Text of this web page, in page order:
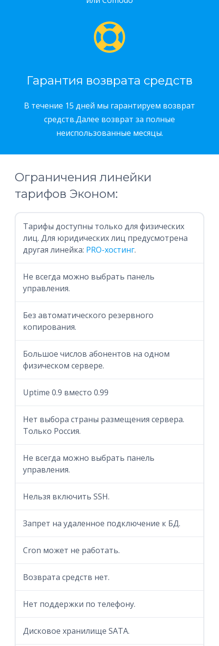
Гарантия возврата средств
В течение 15 дней мы гарантируем возврат
средств.Далее возврат за полные
неиспользованные месяцы.
Ограничения линейки
тарифов Эконом:
Тарифы доступны только для физических
лиц. Для юридических лиц предусмотрена
другая линейка: PRO-хостинг.
Не всегда можно выбрать панель
управления.
Без автоматического резервного
копирования.
Большое числов абонентов на одном
физическом сервере.
Uptime 0.9 вместо 0.99
Нет выбора страны размещения сервера.
Только Россия.
Не всегда можно выбрать панель
управления.
Нельзя включить SSH.
Запрет на удаленное подключение к БД.
Cron может не работать.
Возврата средств нет.
Нет поддержки по телефону.
Дисковое хранилище SATA.